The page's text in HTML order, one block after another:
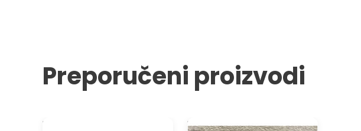
Preporučeni proizvodi
Drveni ukrasni element listovi
Drveni ukrasni element ram -